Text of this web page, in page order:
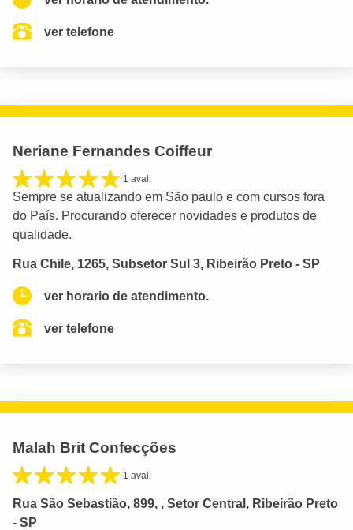
ver telefone
Neriane Fernandes Coiffeur
1 aval.
Sempre se atualizando em São paulo e com cursos fora
do País. Procurando oferecer novidades e produtos de
qualidade.
Rua Chile, 1265, Subsetor Sul 3, Ribeirão Preto - SP
ver horario de atendimento.
ver telefone
Malah Brit Confecções
1 aval.
Rua São Sebastião, 899, , Setor Central, Ribeirão Preto
- SP